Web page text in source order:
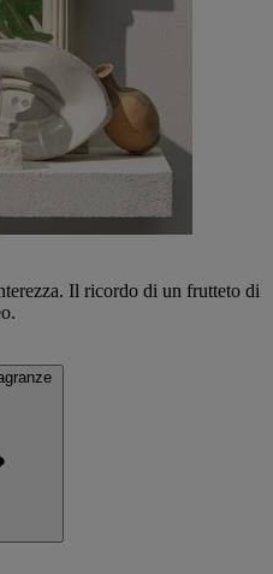
Il ricordo di un frutteto di